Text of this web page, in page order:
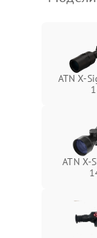
ATN X-
ATN X-